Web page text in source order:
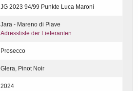
JG 2023 94/99 Punkte Luca Maroni
Jara - Mareno di Piave
Adressliste der Lieferanten
Prosecco
Glera, Pinot Noir
2024